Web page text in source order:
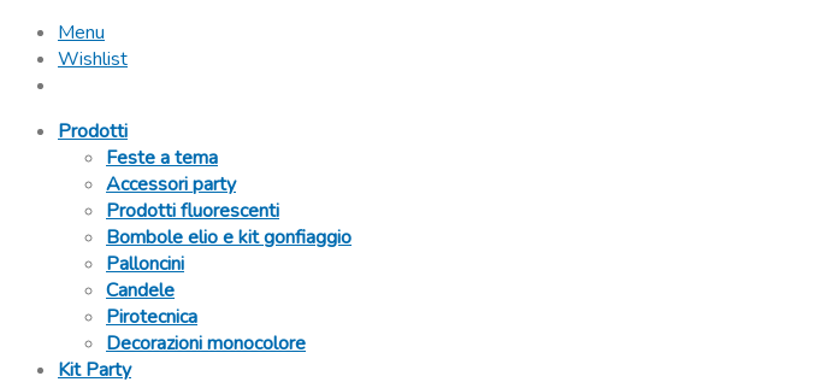
Menu
Wishlist
Prodotti
Feste a tema
Accessori party
Prodotti fluorescenti
Bombole elio e kit gonfiaggio
Palloncini
Candele
Pirotecnica
Decorazioni monocolore
Kit Party